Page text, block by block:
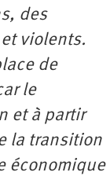
des
violents.
de
le
et à partir
la transition
économique